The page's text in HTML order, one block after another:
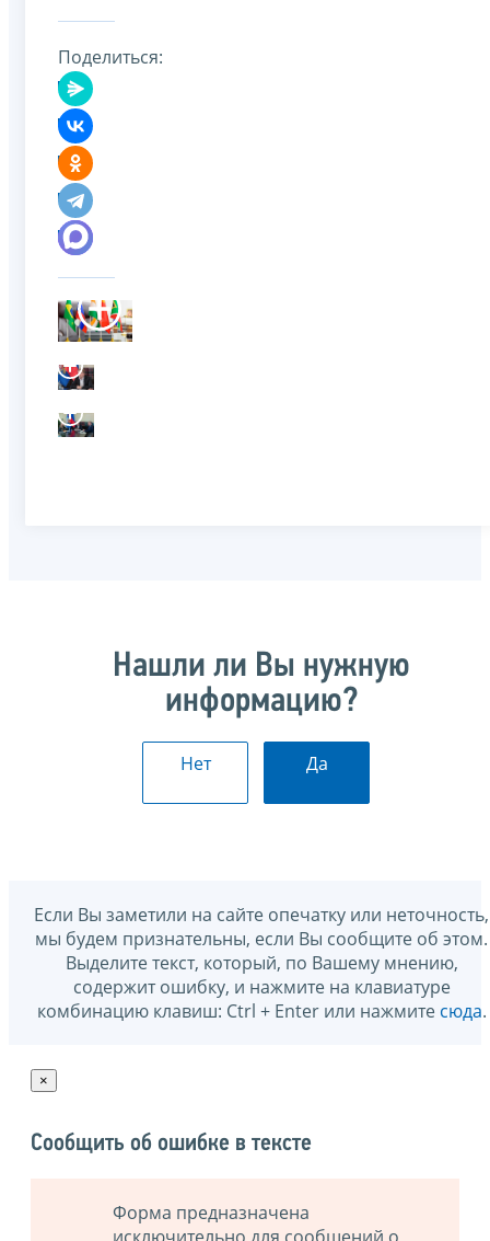
Поделиться:
Нашли ли Вы нужную
информацию?
Нет Да
Если Вы заметили на сайте опечатку или неточность,
мы будем признательны, если Вы сообщите об этом.
Выделите текст, который, по Вашему мнению,
содержит ошибку, и нажмите на клавиатуре
комбинацию клавиш: Ctrl + Enter или нажмите сюда.
×
Сообщить об ошибке в тексте
Форма предназначена